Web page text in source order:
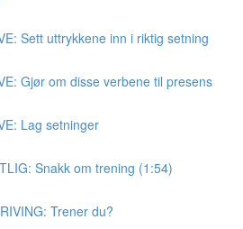
Sett uttrykkene inn i riktig setning
Gjør om disse verbene til presens
Lag setninger
Snakk om trening (1:54)
Trener du?